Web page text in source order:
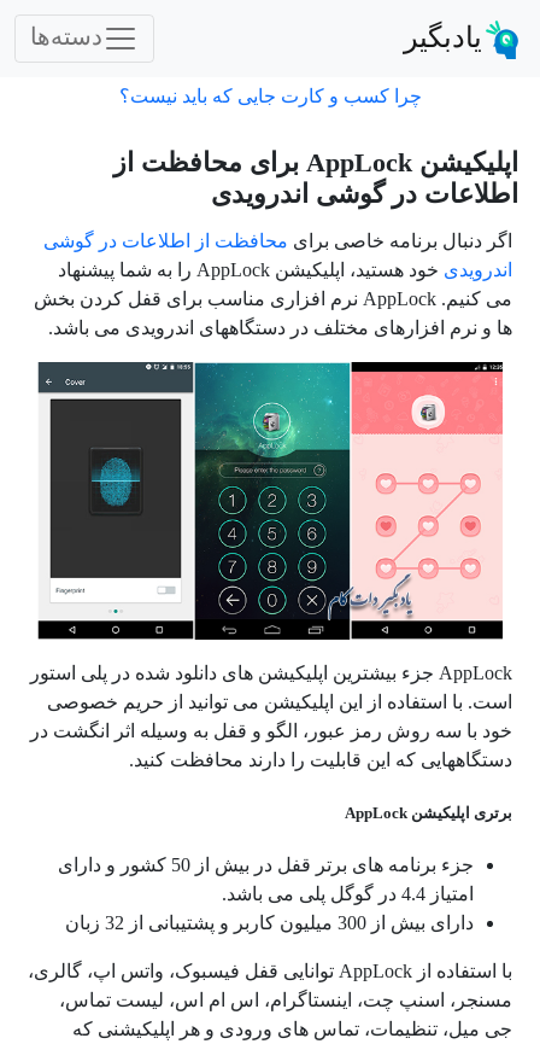
یادبگیر دسته‌ها
چرا کسب و کارت جایی که باید نیست؟
اپلیکیشن AppLock برای محافظت از
اطلاعات در گوشی اندرویدی
اگر دنبال برنامه خاصی برای محافظت از اطلاعات در گوشی
اندرویدی
خود هستید، اپلیکیشن AppLock را به شما پیشنهاد
می کنیم. AppLock نرم افزاری مناسب برای قفل کردن بخش
AppLock جزء بیشترین اپلیکیشن های دانلود شده در پلی استور
است. با استفاده از این اپلیکیشن می توانید از حریم خصوصی
خود با سه روش رمز عبور، الگو و قفل به وسیله اثر انگشت در
دستگاههایی که این قابلیت را دارند محافظت کنید.
برتری اپلیکیشن AppLock
جزء برنامه های برتر قفل در بیش از 50 کشور و دارای
امتیاز 4.4 در گوگل پلی می باشد.
دارای بیش از 300 میلیون کاربر و پشتیبانی از 32 زبان
با استفاده از AppLock توانایی قفل فیسبوک، واتس اپ، گالری،
مسنجر، اسنپ چت، اینستاگرام، اس ام اس، لیست تماس،
جی میل، تنظیمات، تماس های ورودی و هر اپلیکیشنی که